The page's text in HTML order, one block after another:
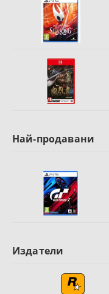
Най-продавани
Издатели